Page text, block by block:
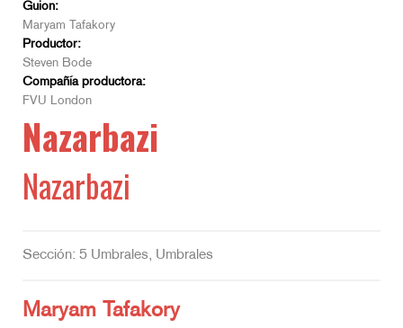
Guion:
Maryam Tafakory
Productor:
Steven Bode
Compañía productora:
FVU London
Nazarbazi
Nazarbazi
Sección: 5 Umbrales, Umbrales
Maryam Tafakory